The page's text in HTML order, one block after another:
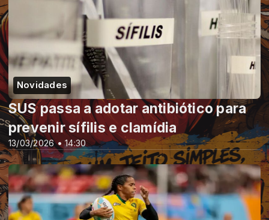
Novidades
13/03/2026 • 14:30
SUS passa a adotar antibiótico para
prevenir sífilis e clamídia